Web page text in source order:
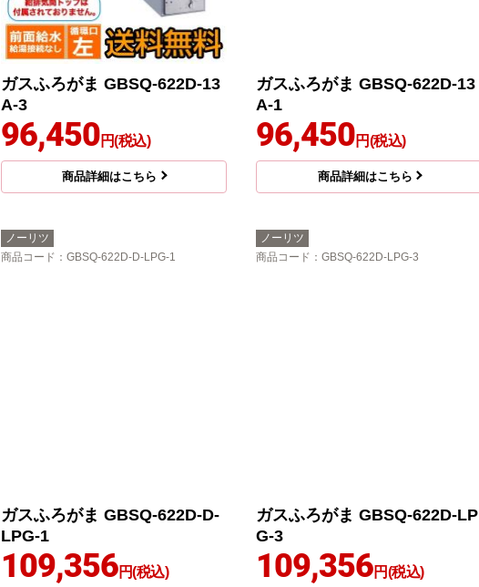
ガスふろがま GBSQ-622D-13
A-3
96,450円(税込)
商品詳細はこちら
ガスふろがま GBSQ-622D-13
A-1
96,450円(税込)
商品詳細はこちら
ノーリツ
商品コード ：GBSQ-622D-D-LPG-1
ガスふろがま GBSQ-622D-D-
LPG-1
109,356円(税込)
ノーリツ
商品コード ：GBSQ-622D-LPG-3
ガスふろがま GBSQ-622D-LP
G-3
109,356円(税込)